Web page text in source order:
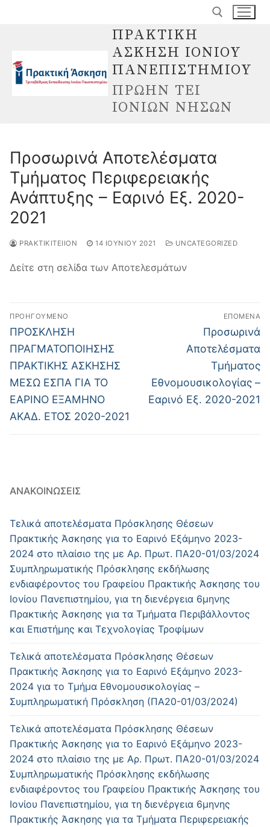
Αναζήτηση για:
ΠΡΑΚΤΙΚΗ
ΑΣΚΗΣΗ ΙΟΝΙΟΥ
ΠΑΝΕΠΙΣΤΗΜΙΟΥ
ΠΡΩΗΝ ΤΕΙ
ΙΟΝΙΩΝ ΝΗΣΩΝ
Προσωρινά Αποτελέσματα
Τμήματος Περιφερειακής
Ανάπτυξης – Εαρινό Εξ. 2020-
2021
PRAKTIKITEIION 14 ΙΟΥΝΊΟΥ 2021 UNCATEGORIZED
Δείτε στη σελίδα των Αποτελεσμάτων
Πλοήγηση
άρθρων
ΠΡΟΗΓΟΎΜΕΝΟ
Προηγούμενο
άρθρο:
ΠΡΟΣΚΛΗΣΗ
ΠΡΑΓΜΑΤΟΠΟΙΗΣΗΣ
ΠΡΑΚΤΙΚΗΣ ΑΣΚΗΣΗΣ
ΜΕΣΩ ΕΣΠΑ ΓΙΑ ΤΟ
ΕΑΡΙΝΟ ΕΞΑΜΗΝΟ
ΑΚΑΔ. ΕΤΟΣ 2020-2021
ΕΠΌΜΕΝΑ
Επόμενο
άρθρο:
Προσωρινά
Αποτελέσματα
Τμήματος
Εθνομουσικολογίας –
Εαρινό Εξ. 2020-2021
ΑΝΑΚΟΙΝΏΣΕΙΣ
Τελικά αποτελέσματα Πρόσκλησης Θέσεων
Πρακτικής Άσκησης για το Εαρινό Εξάμηνο 2023-
2024 στο πλαίσιο της με Αρ. Πρωτ. ΠΑ20-01/03/2024
Συμπληρωματικής Πρόσκλησης εκδήλωσης
ενδιαφέροντος του Γραφείου Πρακτικής Άσκησης του
Ιονίου Πανεπιστημίου, για τη διενέργεια 6μηνης
Πρακτικής Άσκησης για τα Τμήματα Περιβάλλοντος
και Επιστήμης και Τεχνολογίας Τροφίμων
Τελικά αποτελέσματα Πρόσκλησης Θέσεων
Πρακτικής Άσκησης για το Εαρινό Εξάμηνο 2023-
2024 για το Τμήμα Εθνομουσικολογίας –
Συμπληρωματική Πρόσκληση (ΠΑ20-01/03/2024)
Τελικά αποτελέσματα Πρόσκλησης Θέσεων
Πρακτικής Άσκησης για το Εαρινό Εξάμηνο 2023-
2024 στο πλαίσιο της με Αρ. Πρωτ. ΠΑ20-01/03/2024
Συμπληρωματικής Πρόσκλησης εκδήλωσης
ενδιαφέροντος του Γραφείου Πρακτικής Άσκησης του
Ιονίου Πανεπιστημίου, για τη διενέργεια 6μηνης
Πρακτικής Άσκησης για τα Τμήματα Περιφερειακής